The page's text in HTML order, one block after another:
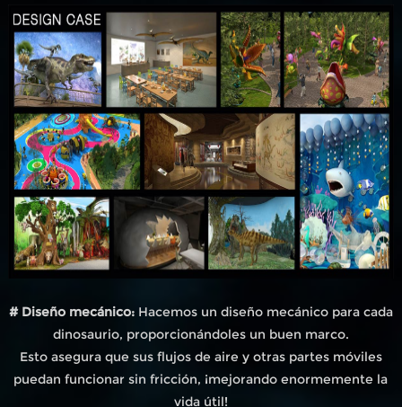
# Diseño mecánico:Hacemos un diseño mecánico para cada
dinosaurio, proporcionándoles un buen marco.
Esto asegura que sus flujos de aire y otras partes móviles
puedan funcionar sin fricción, ¡mejorando enormemente la
vida útil!